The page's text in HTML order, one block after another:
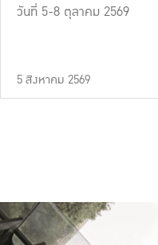
วันที่ 5-8 ตุลาคม 2569
5 สิงหาคม 2569